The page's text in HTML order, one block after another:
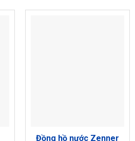
Đồng hồ nước Zenner